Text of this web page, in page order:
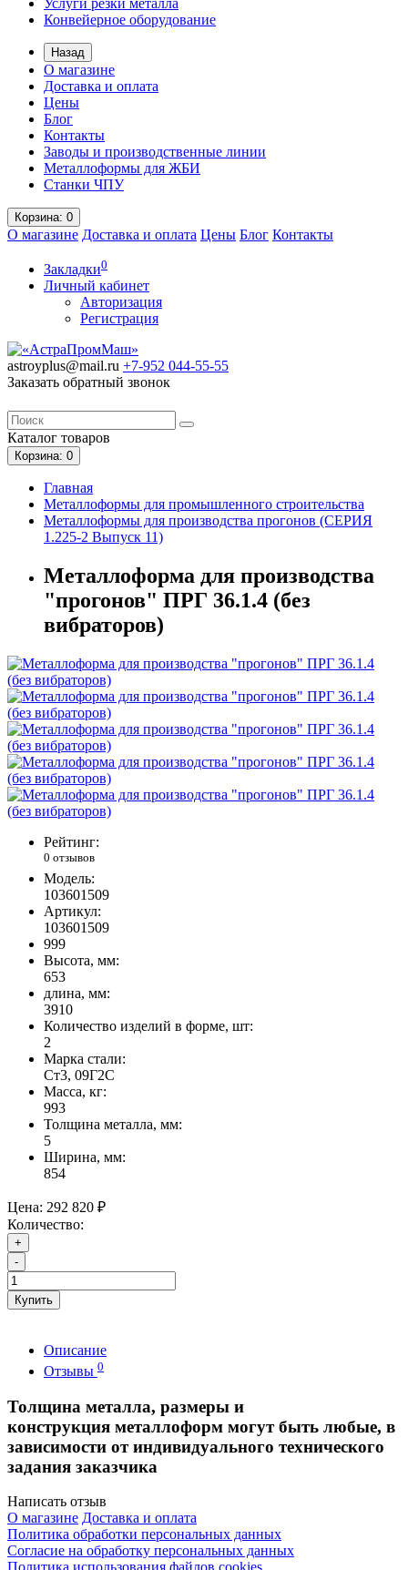
Услуги резки металла
Конвейерное оборудование
Назад
О магазине
Доставка и оплата
Цены
Блог
Контакты
Заводы и производственные линии
Металлоформы для ЖБИ
Станки ЧПУ
Корзина: 0
О магазине Доставка и оплата Цены Блог Контакты
Закладки0
Личный кабинет
Авторизация
Регистрация
astroyplus@mail.ru +7-952 044-55-55
Заказать обратный звонок
Каталог товаров
Корзина: 0
Главная
Металлоформы для промышленного строительства
Металлоформы для производства прогонов (СЕРИЯ
1.225-2 Выпуск 11)
Металлоформа для производства
"прогонов" ПРГ 36.1.4 (без
вибраторов)
Рейтинг:
0 отзывов
Модель:
103601509
Артикул:
103601509
999
Высота, мм:
653
длина, мм:
3910
Количество изделий в форме, шт:
2
Марка стали:
Ст3, 09Г2С
Масса, кг:
993
Толщина металла, мм:
5
Ширина, мм:
854
Цена: 292 820 ₽
Количество:
+
-
Купить
Описание
Отзывы 0
Толщина металла, размеры и
конструкция металлоформ могут быть любые, в
зависимости от индивидуального технического
задания заказчика
Написать отзыв
О магазине Доставка и оплата
Политика обработки персональных данных
Согласие на обработку персональных данных